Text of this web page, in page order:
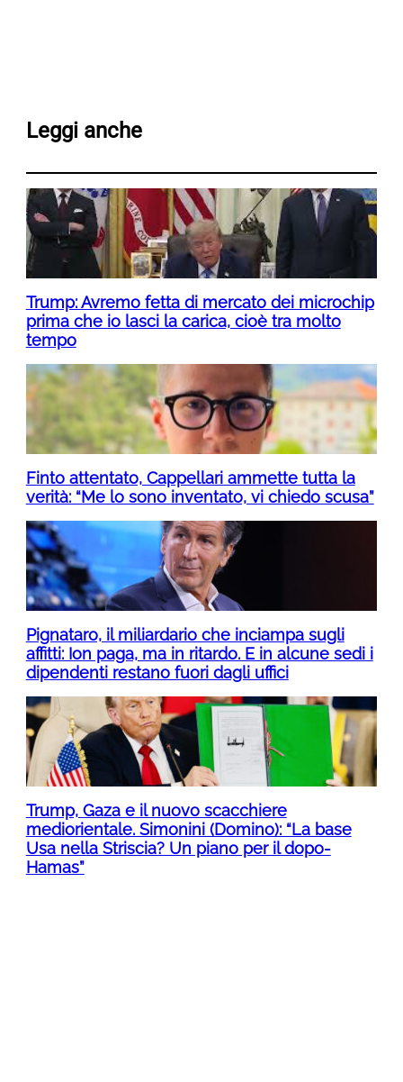
Leggi anche
Trump: Avremo fetta di mercato dei microchip
prima che io lasci la carica, cioè tra molto
tempo
Finto attentato, Cappellari ammette tutta la
verità: “Me lo sono inventato, vi chiedo scusa”
Pignataro, il miliardario che inciampa sugli
affitti: Ion paga, ma in ritardo. E in alcune sedi i
dipendenti restano fuori dagli uffici
Trump, Gaza e il nuovo scacchiere
mediorientale. Simonini (Domino): “La base
Usa nella Striscia? Un piano per il dopo-
Hamas”